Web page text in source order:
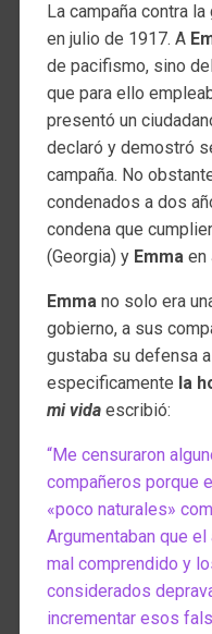
La campaña contra
en julio de 1917. A
de pacifismo, sino
que para ello
presentó un
declaró y demostró
campaña. No
condenados a dos
condena que
(Georgia) y Emmaen
Emma no solo era
gobierno, a sus
gustaba su defensa
especificamente la
mi vidaescribió:
“Me censuraron
compañeros porque
«poco naturales»
Argumentaban que
mal comprendido y
considerados
incrementar esos